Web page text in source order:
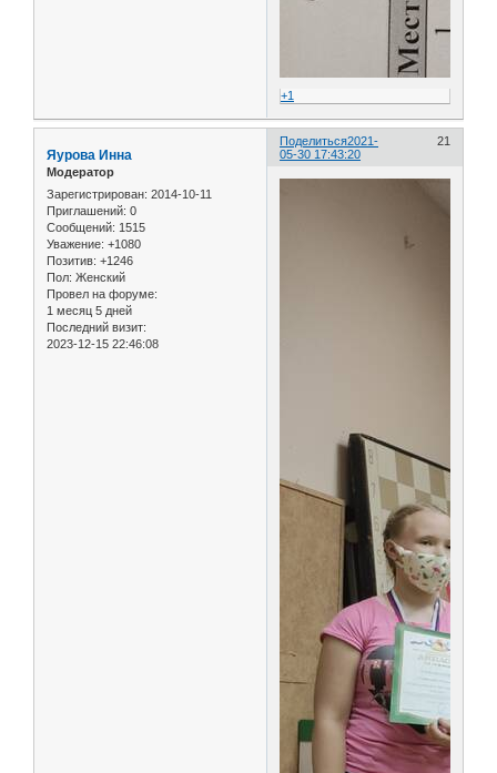
+1
Поделиться 21
2021-
05-30 17:43:20
Яурова Инна
Модератор
Зарегистрирован: 2014-10-11
Приглашений: 0
Сообщений: 1515
Уважение: +1080
Позитив: +1246
Пол: Женский
Провел на форуме:
1 месяц 5 дней
Последний визит:
2023-12-15 22:46:08